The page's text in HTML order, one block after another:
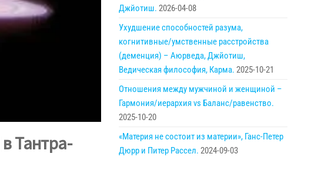
в Тантра-
Джйотиш. 2026-04-08
Ухудшение способностей разума,
когнитивные/умственные расстройства
(деменция) – Аюрведа, Джйотиш,
Ведическая философия, Карма. 2025-10-21
Отношения между мужчиной и женщиной –
Гармония/иерархия vs Баланс/равенство.
2025-10-20
«Материя не состоит из материи», Ганс-Петер
Дюрр и Питер Рассел. 2024-09-03